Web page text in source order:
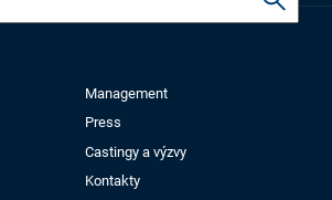
Management
Press
Castingy a výzvy
Kontakty